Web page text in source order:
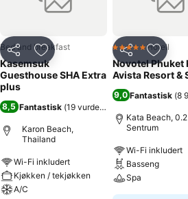
Del Legg til i favoritter
Bed and breakfast
Kasemsuk
Guesthouse SHA Extra
plus
8,5 Fantastisk (19 vurderinger
Karon Beach,
Thailand
Wi-Fi inkludert
Kjøkken / tekjøkken
A/C
Del Legg
5 StjernerHotell
Novotel Phuket
Avista Resort &
9,0Fantastisk (8
Kata Beach,
Sentrum
Wi-Fi inkludert
Basseng
Spa